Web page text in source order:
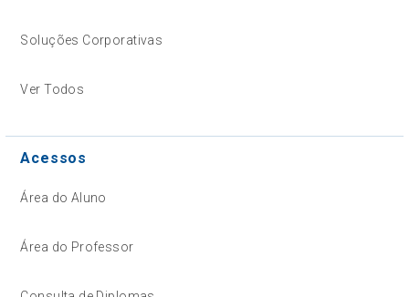
Soluções Corporativas
Ver Todos
Acessos
Área do Aluno
Área do Professor